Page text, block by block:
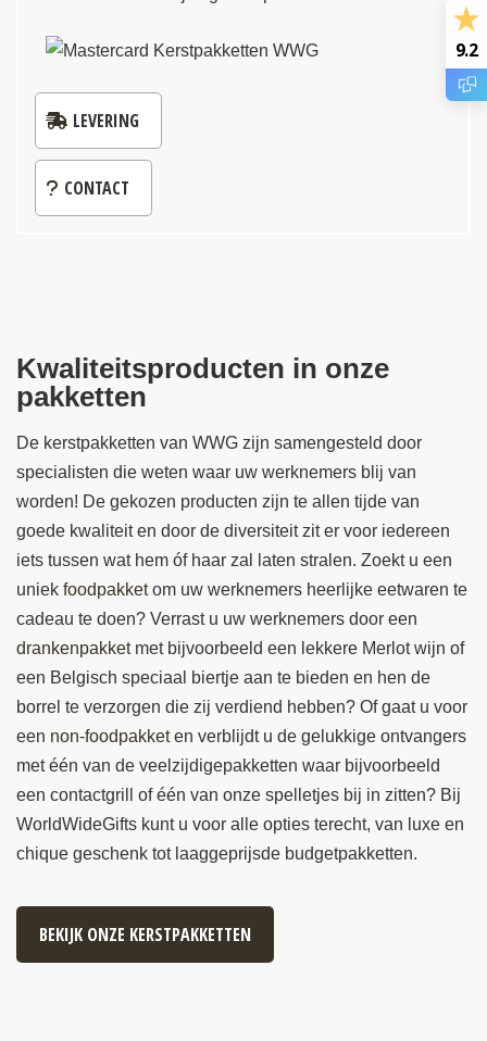
LEVERING
CONTACT
Kwaliteitsproducten in onze
pakketten
De kerstpakketten van WWG zijn samengesteld door
specialisten die weten waar uw werknemers blij van
worden! De gekozen producten zijn te allen tijde van
goede kwaliteit en door de diversiteit zit er voor iedereen
iets tussen wat hem óf haar zal laten stralen. Zoekt u een
uniek foodpakketom uw werknemers heerlijke eetwaren te
cadeau te doen? Verrast u uw werknemers door een
drankenpakketmet bijvoorbeeld een lekkere Merlot wijn of
een Belgisch speciaal biertje aan te bieden en hen de
borrel te verzorgen die zij verdiend hebben? Of gaat u voor
een non-foodpakketen verblijdt u de gelukkige ontvangers
met één van de veelzijdigepakketten waar bijvoorbeeld
een contactgrill of één van onze spelletjes bij in zitten? Bij
WorldWideGifts kunt u voor alle opties terecht, van luxe en
chique geschenk tot laaggeprijsde budgetpakketten.
BEKIJK ONZE KERSTPAKKETTEN
9.2